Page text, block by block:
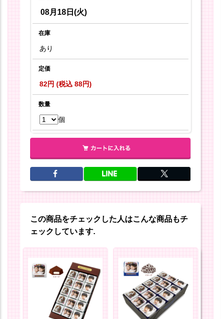
08月18日(火)
在庫
あり
定価
82円 (税込 88円)
数量
個
この商品をチェックした人はこんな商品もチ
ェックしています.